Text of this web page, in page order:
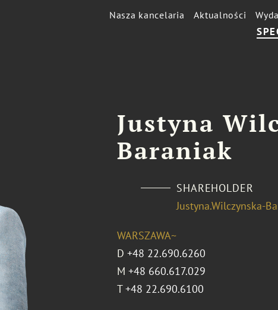
Nasza kancelaria Aktualności
Justyna
Baraniak
SHAREHOLDER
Justyna.Wilczynska-
WARSZAWA~
D +48 22.690.6260
M +48 660.617.029
T +48 22.690.6100